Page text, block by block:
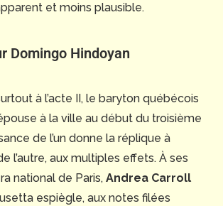
et moins plausible.
Domingo Hindoyan
à l’acte II, le baryton québécois
à la ville au début du troisième
de l’un donne la réplique à
l’autre, aux multiples effets. À ses
national de Paris, Andrea Carroll
espiègle, aux notes filées